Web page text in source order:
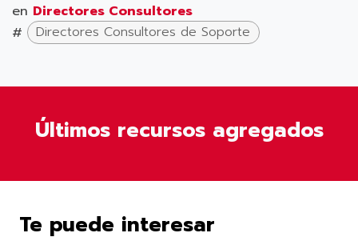
en Directores Consultores
#
Directores Consultores de Soporte
Últimos recursos agregados
Te puede interesar